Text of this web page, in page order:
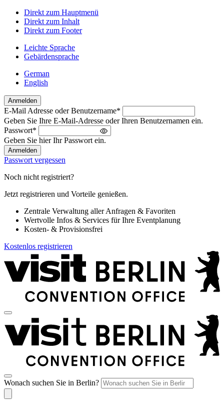
Direkt zum Hauptmenü
Direkt zum Inhalt
Direkt zum Footer
Leichte Sprache
Gebärdensprache
German
English
Anmelden
Willkommen
zurück!
Bitte
melden
Sie
sich
an
E-Mail Adresse oder Benutzername*
Geben Sie Ihre E-Mail-Adresse oder Ihren Benutzernamen ein.
Passwort*
Geben Sie hier Ihr Passwort ein.
Passwort vergessen
Noch nicht registriert?
Jetzt registrieren und Vorteile genießen.
Zentrale Verwaltung aller Anfragen & Favoriten
Wertvolle Infos & Services für Ihre Eventplanung
Kosten- & Provisionsfrei
Kostenlos registrieren
Wonach suchen Sie in Berlin?